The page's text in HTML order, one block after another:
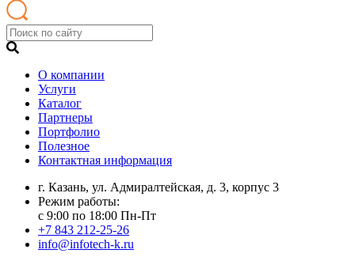
О компании
Услуги
Каталог
Партнеры
Портфолио
Полезное
Контактная информация
г. Казань, ул. Адмиралтейская, д. 3, корпус 3
Режим работы:
с 9:00 по 18:00 Пн-Пт
+7 843 212-25-26
info@infotech-k.ru